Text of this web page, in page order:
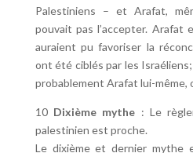
Palestiniens – et Arafat,
pouvait pas l’accepter. Arafat
auraient pu favoriser la
ont été ciblés par les
probablement Arafat lui-même,
10 Dixième mythe : Le
palestinien est proche.
Le dixième et dernier mythe